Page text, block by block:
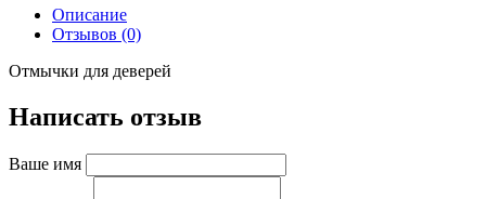
Описание
Отзывов (0)
Отмычки для деверей
Написать отзыв
Ваше имя